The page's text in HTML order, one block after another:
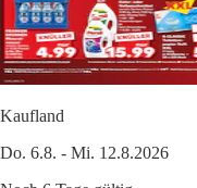
Kaufland
Do. 6.8. - Mi. 12.8.2026